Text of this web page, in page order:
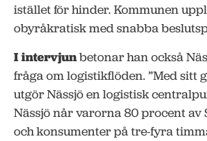
istället för hinder. Kommunen
obyråkratisk med snabba
I intervjunbetonar han också
fråga om logistikflöden. ”Med sitt
utgör Nässjö en logistisk
Nässjö når varorna 80 procent av
och konsumenter på tre-fyra